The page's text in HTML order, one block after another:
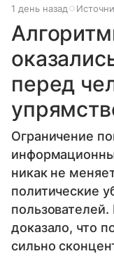
1 день назад
перед
Ограничение
никак не
политические
доказало, что
сильно